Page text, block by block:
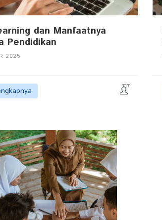
dan Manfaatnya
Pendidikan
2025
717